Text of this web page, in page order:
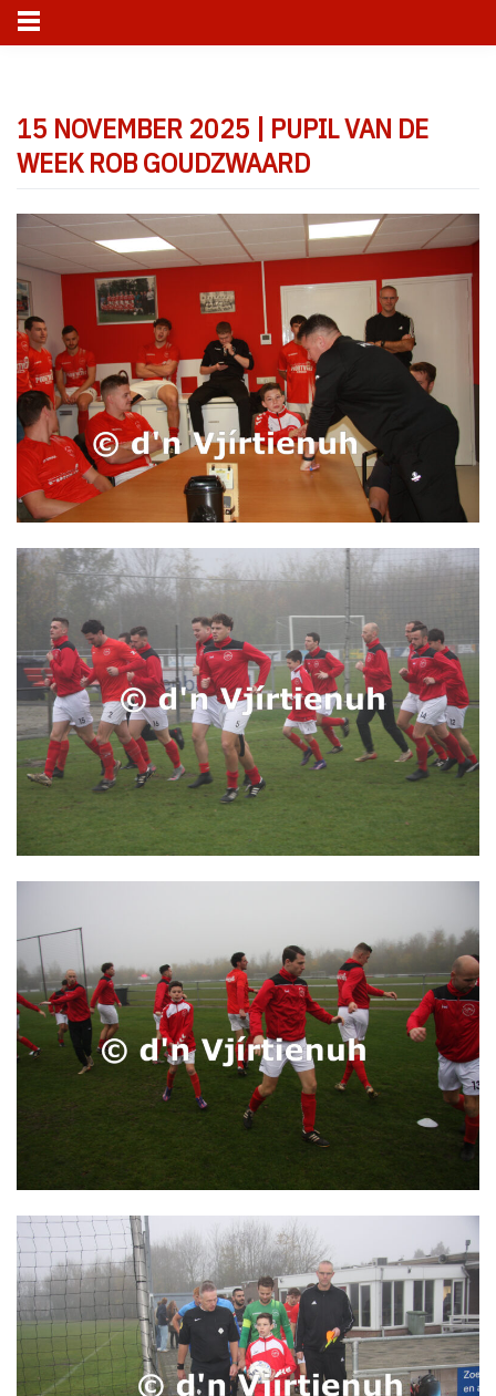
content
15 NOVEMBER 2025 | PUPIL VAN DE
WEEK ROB GOUDZWAARD